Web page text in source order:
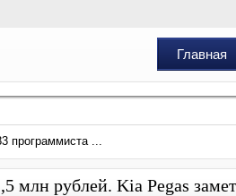
Главная
программиста ...
млн рублей. Kia Pegas